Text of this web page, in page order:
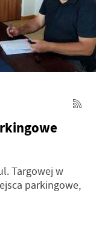
Targowej w
parkingowe,